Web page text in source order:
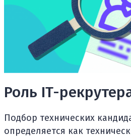
Роль IT-
Подбор технических
определяется как